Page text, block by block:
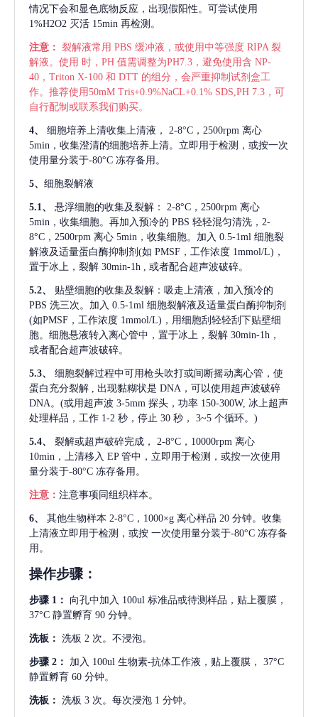
情况下会和显色底物反应，出现假阳性。可尝试使用
1%H2O2 灭活 15min 再检测。
注意： 裂解液常用 PBS 缓冲液，或使用中等强度 RIPA 裂
解液。使用 时，PH 值需调整为PH7.3，避免使用含 NP-
40，Triton X-100 和 DTT 的组分，会严重抑制试剂盒工
作。推荐使用50mM Tris+0.9%NaCL+0.1% SDS,PH 7.3，可
自行配制或联系我们购买。
4、 细胞培养上清收集上清液，
2-8°C，2500rpm 离心
5min，收集澄清的细胞培养上清。立即用于检测，或按一次
使用量分装于-80°C 冻存备用。
5、 细胞裂解液
5.1、 悬浮细胞的收集及裂解：
2-8°C，2500rpm 离心
5min，收集细胞。再加入预冷的 PBS 轻轻混匀清洗，2-
8°C，2500rpm 离心 5min，收集细胞。加入 0.5-1ml 细胞裂
解液及适量蛋白酶抑制剂(如 PMSF，工作浓度 1mmol/L)，
置于冰上，裂解 30min-1h , 或者配合超声波破碎。
5.2、
贴壁细胞的收集及裂解：吸走上清液，加入预冷的
PBS 洗三次。加入 0.5-1ml 细胞裂解液及适量蛋白酶抑制剂
(如PMSF，工作浓度 1mmol/L)，用细胞刮轻轻刮下贴壁细
胞。细胞悬液转入离心管中，置于冰上，裂解 30min-1h，
或者配合超声波破碎。
5.3、
细胞裂解过程中可用枪头吹打或间断摇动离心管，使
蛋白充分裂解
, 出现黏糊状是 DNA，可以使用超声波破碎
DNA。(或用超声波 3-5mm 探头，功率 150-300W, 冰上超声
处理样品，工作 1-2 秒，停止 30 秒， 3~5 个循环。)
5.4、 裂解或超声破碎完成，
2-8°C，10000rpm 离心
10min，上清移入 EP 管中，立即用于检测，或按一次使用
量分装于-80°C 冻存备用。
注意： 注意事项同组织样本。
6、 其他生物样本 2-8°C，1000×g 离心样品 20 分钟。收集
上清液立即用于检测，或按 一次使用量分装于-80°C 冻存备
用。
操作步骤：
步骤 1： 向孔中加入 100ul 标准品或待测样品，贴上覆膜，
37°C 静置孵育 90 分钟。
洗板： 洗板 2 次。不浸泡。
步骤 2： 加入 100ul 生物素-抗体工作液，贴上覆膜， 37°C
静置孵育 60 分钟。
洗板： 洗板 3 次。每次浸泡 1 分钟。